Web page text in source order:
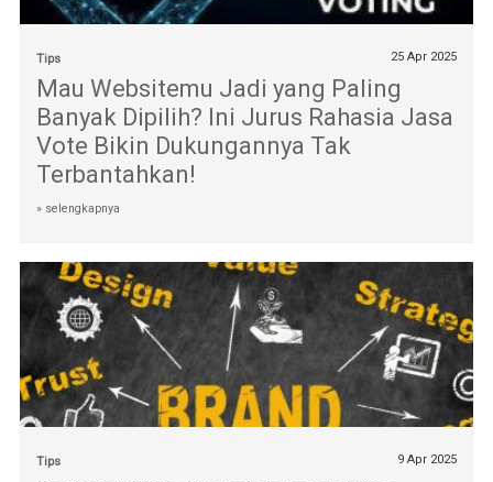
Tips 25 Apr 2025
Mau Websitemu Jadi yang Paling
Banyak Dipilih? Ini Jurus Rahasia Jasa
Vote Bikin Dukungannya Tak
Terbantahkan!
» selengkapnya
Tips 9 Apr 2025